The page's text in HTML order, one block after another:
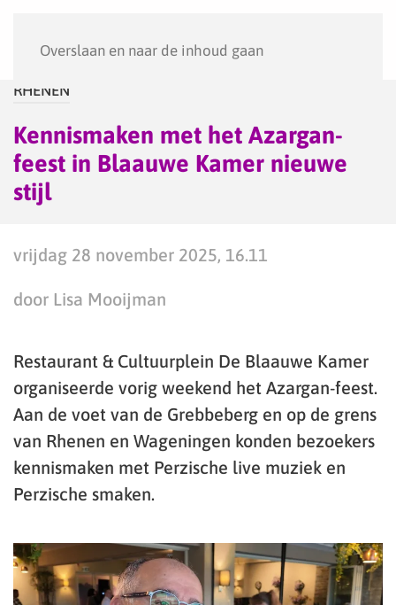
Overslaan en naar de inhoud gaan
RHENEN
Kennismaken met het Azargan-
feest in Blaauwe Kamer nieuwe
stijl
vrijdag 28 november 2025, 16.11
door Lisa Mooijman
Restaurant & Cultuurplein De Blaauwe Kamer
organiseerde vorig weekend het Azargan-feest.
Aan de voet van de Grebbeberg en op de grens
van Rhenen en Wageningen konden bezoekers
kennismaken met Perzische live muziek en
Perzische smaken.